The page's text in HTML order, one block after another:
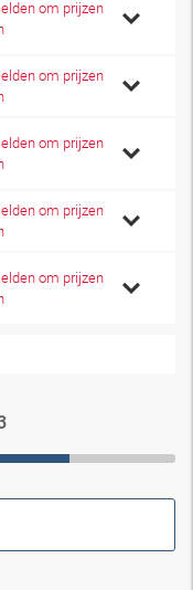
om prijzen
om prijzen
om prijzen
om prijzen
om prijzen